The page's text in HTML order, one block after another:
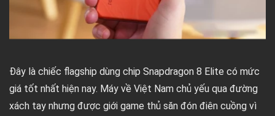
Đây là chiếc flagship dùng chip Snapdragon 8 Elite có mức
giá tốt nhất hiện nay. Máy về Việt Nam chủ yếu qua đường
xách tay nhưng được giới game thủ săn đón điên cuồng vì